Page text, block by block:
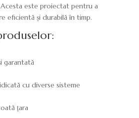
este proiectat pentru a
eficientă și durabilă în timp.
garantată
cu diverse sisteme
țara